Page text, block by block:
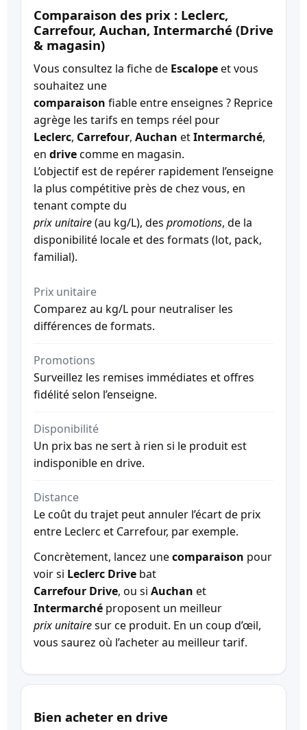
Comparaison des prix : Leclerc,
Carrefour, Auchan, Intermarché (Drive
& magasin)
Vous consultez la fiche de Escalopeet vous
souhaitez une
comparaison fiable entre enseignes ? Reprice
agrège les tarifs en temps réel pour
Leclerc, Carrefour, Auchan etIntermarché,
en drivecomme en magasin.
L’objectif est de repérer rapidement l’enseigne
la plus compétitive près de chez vous, en
tenant compte du
prix unitaire(au kg/L), des promotions, de la
disponibilité locale et des formats (lot, pack,
familial).
Prix unitaire
Comparez au kg/L pour neutraliser les
différences de formats.
Promotions
Surveillez les remises immédiates et offres
fidélité selon l’enseigne.
Disponibilité
Un prix bas ne sert à rien si le produit est
indisponible en drive.
Distance
Le coût du trajet peut annuler l’écart de prix
entre Leclerc et Carrefour, par exemple.
Concrètement, lancez unecomparaison pour
voir si Leclerc Drive bat
Carrefour Drive, ou si Auchan et
Intermarché proposent un meilleur
prix unitairesur ce produit. En un coup d’œil,
vous saurez où l’acheter au meilleur tarif.
Bien acheter en drive